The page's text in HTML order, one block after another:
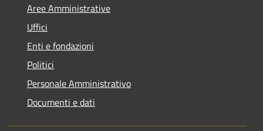
Aree Amministrative
Uffici
Enti e fondazioni
Politici
Personale Amministrativo
Documenti e dati